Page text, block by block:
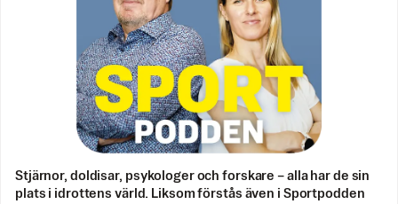
Stjärnor, doldisar, psykologer och forskare – alla har de sin
plats i idrottens värld. Liksom förstås även i Sportpodden